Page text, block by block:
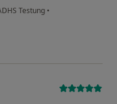
Testung •